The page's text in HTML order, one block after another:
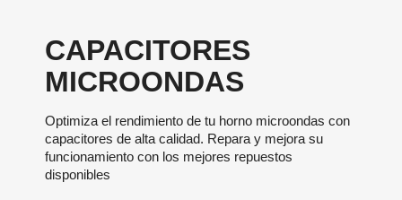
CAPACITORES
MICROONDAS
Optimiza el rendimiento de tu horno microondas con
capacitores de alta calidad. Repara y mejora su
funcionamiento con los mejores repuestos
disponibles